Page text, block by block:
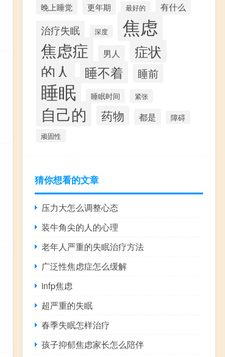
晚上睡觉 更年期 最好的 有什么
治疗失眠 深度 焦虑
焦虑症 男人 症状
的人 睡不着 睡前
睡眠 睡眠时间 紧张
自己的 药物 都是
障碍
顽固性
猜你想看的文章
压力大怎么调整心态
装牛角尖的人的心理
老年人严重的失眠治疗方法
广泛性焦虑症怎么缓解
infp焦虑
超严重的失眠
春季失眠怎样治疗
孩子抑郁焦虑家长怎么陪伴